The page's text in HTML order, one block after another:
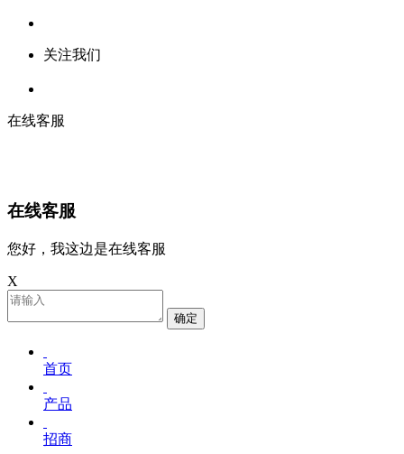
关注我们
在线客服
在线客服
您好，我这边是在线客服
X
确定
首页
产品
招商